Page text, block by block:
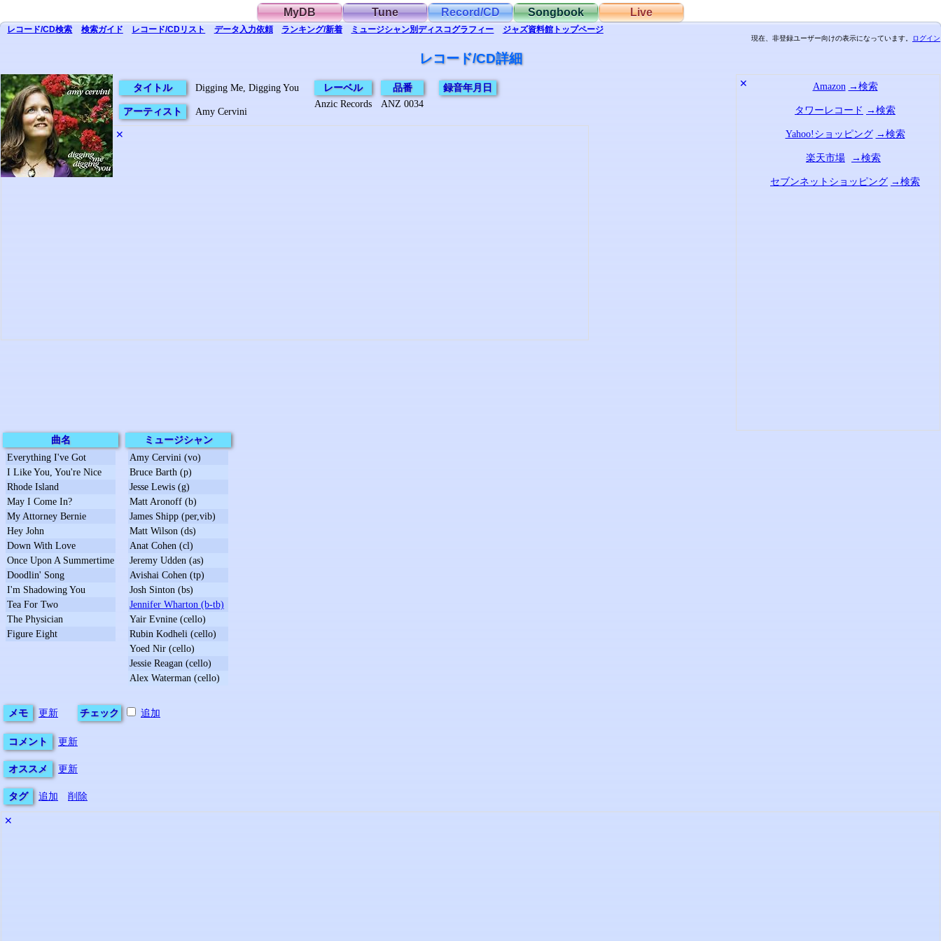
MyDB Tune Record/CD Songbook Live
レコード/CD検索 検索ガイド レコード/CDリスト データ入力依頼 ランキング/新着 ミュージシャン別ディスコグラフィー ジャズ資料館トップページ
現在、非登録ユーザー向けの表示になっています。 ログイン
レコード/CD詳細
タイトル Digging Me, Digging You
アーティスト Amy Cervini
レーベル
Anzic Records
品番
ANZ 0034
録音年月日
✕
✕ Amazon →検索
タワーレコード →検索
Yahoo!ショッピング →検索
楽天市場 →検索
セブンネットショッピング →検索
曲名
Everything I've Got
I Like You, You're Nice
Rhode Island
May I Come In?
My Attorney Bernie
Hey John
Down With Love
Once Upon A Summertime
Doodlin' Song
I'm Shadowing You
Tea For Two
The Physician
Figure Eight
ミュージシャン
Amy Cervini (vo)
Bruce Barth (p)
Jesse Lewis (g)
Matt Aronoff (b)
James Shipp (per,vib)
Matt Wilson (ds)
Anat Cohen (cl)
Jeremy Udden (as)
Avishai Cohen (tp)
Josh Sinton (bs)
Jennifer Wharton (b-tb)
Yair Evnine (cello)
Rubin Kodheli (cello)
Yoed Nir (cello)
Jessie Reagan (cello)
Alex Waterman (cello)
メモ 更新 チェック 追加
コメント 更新
オススメ 更新
タグ 追加 削除
✕